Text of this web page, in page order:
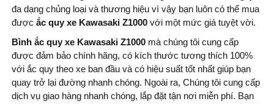
đa dạng chủng loại và thương hiệu vì vậy bạn luôn có thể mua
được ắc quy xe Kawasaki Z1000 với một mức giá tuyệt vời.
Bình ắc quy xe Kawasaki Z1000 mà chúng tôi cung cấp
được đảm bảo chính hãng, có kích thước tương thích 100%
với ắc quy theo xe ban đầu và có hiệu suất tốt nhất giúp bạn
quay trở lại đường nhanh chóng. Ngoài ra, Chúng tôi cung cấp
dịch vụ giao hàng nhanh chóng, lắp đặt tận nơi miễn phí. Bạn